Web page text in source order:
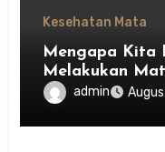
Kesehatan Mata
Mengapa Kita
Melakukan
Menghargai
admin